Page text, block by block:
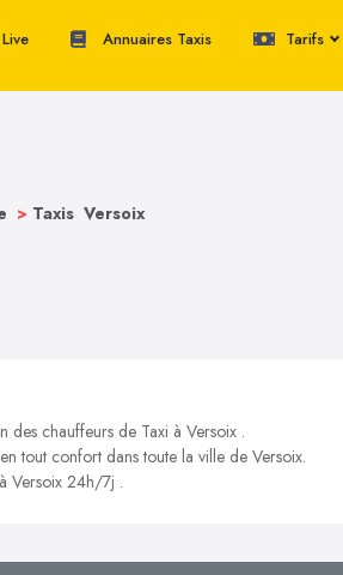
Annuaires Taxis Tarifs
> Taxis Versoix
des chauffeurs de Taxi à Versoix .
tout confort dans toute la ville de Versoix.
Versoix 24h/7j .